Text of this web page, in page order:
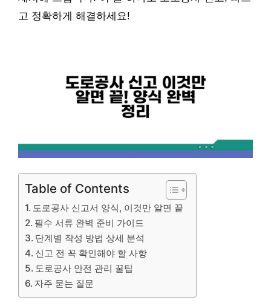
고 정확하게 해결하세요!
Table of Contents
도로공사 신고서 양식, 이것만 알면 끝
필수 서류 완벽 준비 가이드
단계별 작성 방법 상세 분석
신고 전 꼭 확인해야 할 사항
도로공사 안전 관리 꿀팁
자주 묻는 질문